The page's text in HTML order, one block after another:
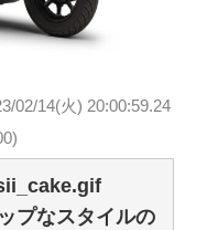
02/14(火) 20:00:59.24
プなスタイルの